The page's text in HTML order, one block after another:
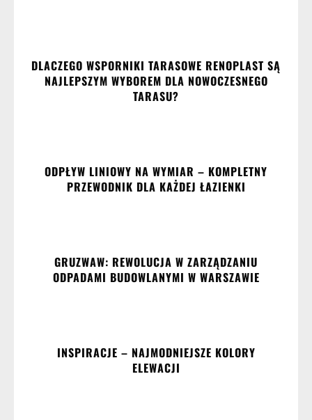
DLACZEGO WSPORNIKI TARASOWE RENOPLAST SĄ
NAJLEPSZYM WYBOREM DLA NOWOCZESNEGO
TARASU?
ODPŁYW LINIOWY NA WYMIAR – KOMPLETNY
PRZEWODNIK DLA KAŻDEJ ŁAZIENKI
GRUZWAW: REWOLUCJA W ZARZĄDZANIU
ODPADAMI BUDOWLANYMI W WARSZAWIE
INSPIRACJE – NAJMODNIEJSZE KOLORY
ELEWACJI